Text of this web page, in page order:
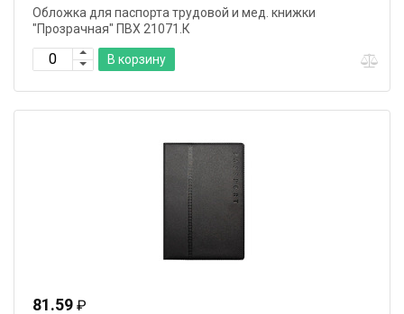
Обложка для паспорта трудовой и мед. книжки
"Прозрачная" ПВХ 21071.К
В корзину
81.59 ₽